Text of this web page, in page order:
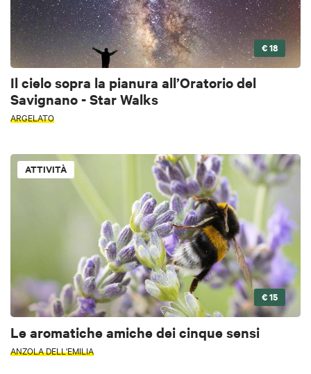
€ 18
Il cielo sopra la pianura all’Oratorio del
Savignano - Star Walks
ARGELATO
ATTIVITÀ
€ 15
Le aromatiche amiche dei cinque sensi
ANZOLA DELL'EMILIA